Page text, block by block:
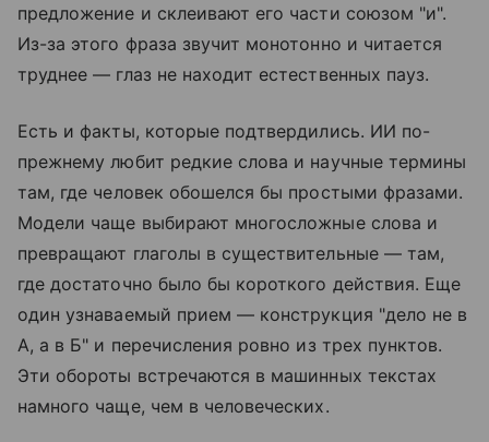
предложение и склеивают его части союзом "и".
Из-за этого фраза звучит монотонно и читается
труднее — глаз не находит естественных пауз.
Есть и факты, которые подтвердились. ИИ по-
прежнему любит редкие слова и научные термины
там, где человек обошелся бы простыми фразами.
Модели чаще выбирают многосложные слова и
превращают глаголы в существительные — там,
где достаточно было бы короткого действия. Еще
один узнаваемый прием — конструкция "дело не в
А, а в Б" и перечисления ровно из трех пунктов.
Эти обороты встречаются в машинных текстах
намного чаще, чем в человеческих.